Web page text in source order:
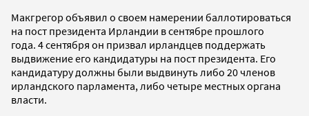
Макгрегор объявил о своем намерении баллотироваться
на пост президента Ирландии в сентябре прошлого
года. 4 сентября он призвал ирландцев поддержать
выдвижение его кандидатуры на пост президента. Его
кандидатуру должны были выдвинуть либо 20 членов
ирландского парламента, либо четыре местных органа
власти.